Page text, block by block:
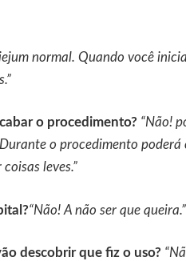
normal. Quando você
o procedimento? “Não!
o procedimento poderá
leves.”
“Não! A não ser que queira.”
descobrir que fiz o uso?